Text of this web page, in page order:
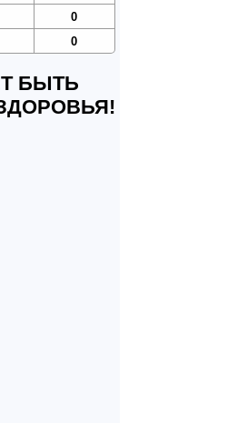
0
0
БЫТЬ